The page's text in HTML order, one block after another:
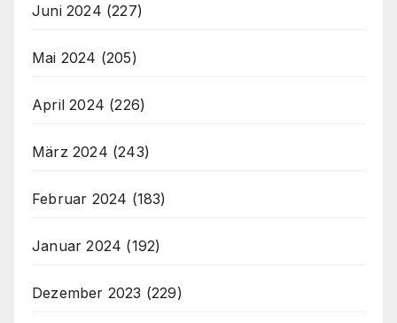
Juni 2024 (227)
Mai 2024 (205)
April 2024 (226)
März 2024 (243)
Februar 2024 (183)
Januar 2024 (192)
Dezember 2023 (229)